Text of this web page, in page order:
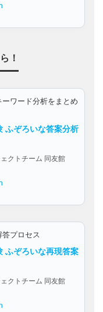
！
ワード分析をまとめ
ふぞろいな答案分析
クトチーム 同友館
プロセス
ふぞろいな再現答案
クトチーム 同友館